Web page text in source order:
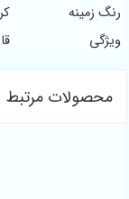
زمینه
محصولات مرتبط